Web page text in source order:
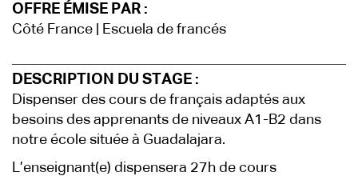
OFFRE ÉMISE PAR :
Côté France | Escuela de francés
DESCRIPTION DU STAGE :
Dispenser des cours de français adaptés aux
besoins des apprenants de niveaux A1-B2 dans
notre école située à Guadalajara.
L’enseignant(e) dispensera 27h de cours